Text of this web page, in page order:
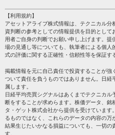
株テーマ情報
海外市況
投資カレンダー
格付け情報
個人情報保護方針
プライバシーポリシー
会社案内
サイトマップ
過去データ
【利用規約】
アセットアライブ株式情報は、テクニカル
資判断の参考としての情報提供を目的とし
用者ご自身の判断でお願い申し上げます。
場の見通し等についても、執筆者による個
式の評価に関する正確性・信頼性等を保証す
掲載情報を元に自己責任で投資することが強
ついて責任を負うものではありません。日
属します。
日経平均売買シグナルはあくまでテクニカ
断をすることが求めらます。株価データ、銘
タ・ゲット株式会社から提供を受けていま
るものではなく、これらのデータの内容の
結果生じたいかなる損益についても、一切の
す。